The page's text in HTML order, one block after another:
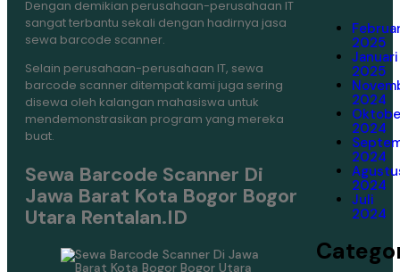
Dengan demikian perusahaan-perusahaan IT
sangat terbantu sekali dengan hadirnya jasa
sewa barcode scanner.
Selain perusahaan-perusahaan IT, sewa
barcode scanner ditempat kami juga sering
disewa oleh kalangan mahasiswa untuk
mendemonstrasikan program yang mereka
buat.
Sewa Barcode Scanner Di
Jawa Barat Kota Bogor Bogor
Utara Rentalan.ID
2025
Januari
2025
2024
2024
2024
2024
Juli
2024